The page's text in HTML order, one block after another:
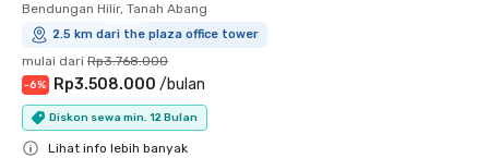
Bendungan Hilir, Tanah Abang
2.5 km dari the plaza office tower
mulai dari Rp3.768.000
-6% Rp3.508.000 /bulan
Diskon sewa min. 12 Bulan
Lihat info lebih banyak